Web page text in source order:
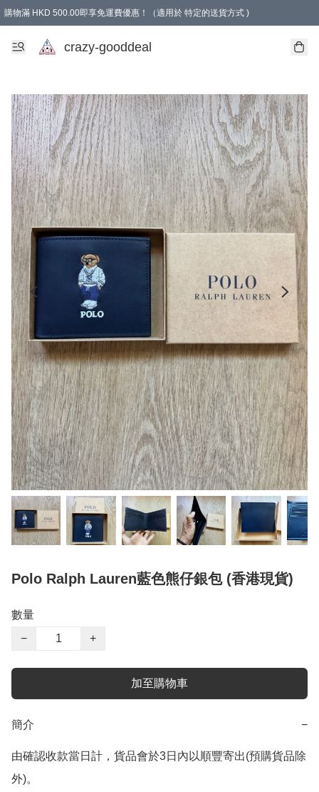
購物滿 HKD 500.00即享免運費優惠！（適用於 特定的送貨方式 )
成為會員可享免費禮品
crazy-gooddeal
Polo Ralph Lauren藍色熊仔銀包 (香港現貨)
數量
−
+
加至購物車
簡介 −
由確認收款當日計，貨品會於3日內以順豐寄出(預購貨品除
外)。